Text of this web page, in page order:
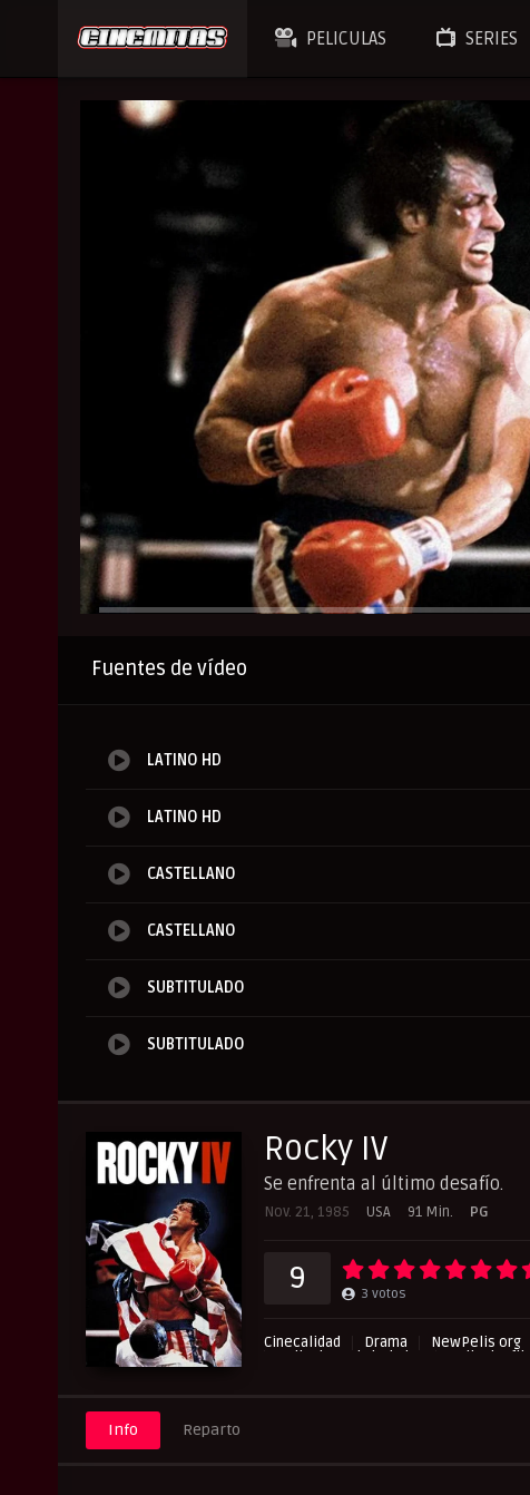
PELICULAS SERIES
Fuentes de vídeo
LATINO HD
LATINO HD
CASTELLANO
CASTELLANO
SUBTITULADO
SUBTITULADO
Rocky IV
Se enfrenta al último desafío.
Nov. 21, 1985 USA 91 Min. PG
9 3 votos
Cinecalidad Drama NewPelis org
Peliculas Subtituladas
Peliculasflix
Info Reparto